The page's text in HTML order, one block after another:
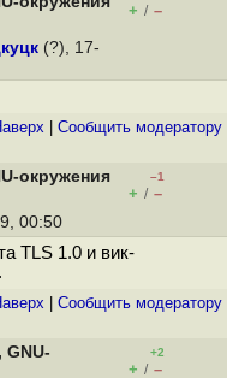
+ / –
(?), 17-
Cообщить модератору
окружения
–1
+ / –
00:50
TLS 1.0 и вик-
Cообщить модератору
+2
+ / –